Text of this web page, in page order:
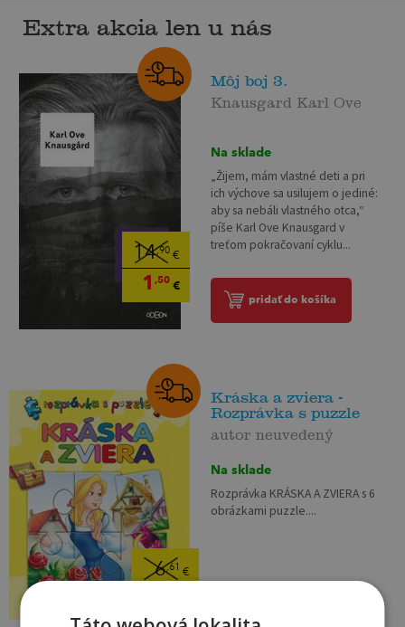
Extra akcia len u nás
14,90 €
1 ,50 €
Môj boj 3.
Knausgard Karl Ove
Na sklade
„Žijem, mám vlastné deti a pri
ich výchove sa usilujem o jediné:
aby sa nebáli vlastného otca,“
píše Karl Ove Knausgard v
treťom pokračovaní cyklu...
pridať do košíka
6,61 €
Kráska a zviera -
Rozprávka s puzzle
autor neuvedený
Na sklade
Rozprávka KRÁSKA A ZVIERA s 6
obrázkami puzzle....